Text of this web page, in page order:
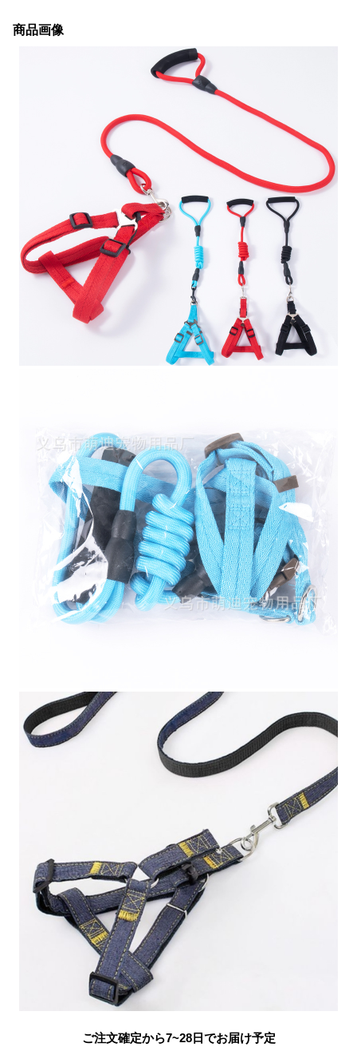
商品画像
ご注文確定から7~28日でお届け予定